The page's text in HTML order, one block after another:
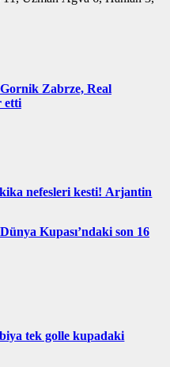
Zabrze, Real
etti
nefesleri kesti! Arjantin
Kupası’ndaki son 16
tek golle kupadaki